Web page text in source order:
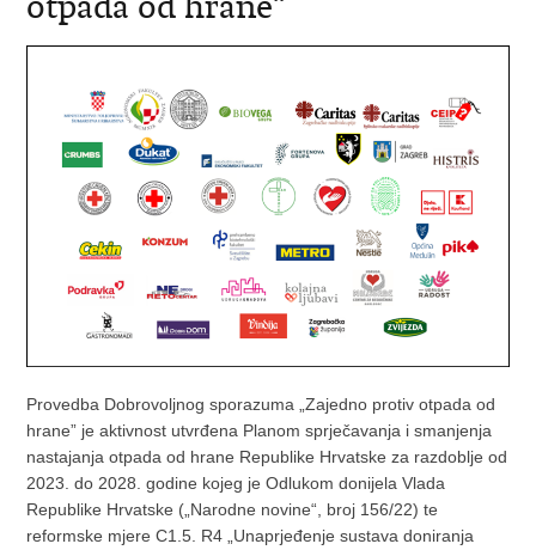
Provedba Dobrovoljnog sporazuma „Zajedno protiv otpada od
hrane” je aktivnost utvrđena Planom sprječavanja i smanjenja
nastajanja otpada od hrane Republike Hrvatske za razdoblje od
2023. do 2028. godine kojeg je Odlukom donijela Vlada
Republike Hrvatske („Narodne novine“, broj 156/22) te
reformske mjere C1.5. R4 „Unaprjeđenje sustava doniranja